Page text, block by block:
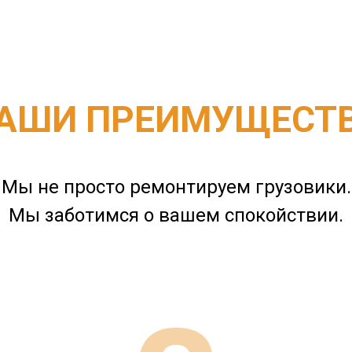
Мы не просто ремонтируем грузовики.
Мы заботимся о вашем спокойствии.